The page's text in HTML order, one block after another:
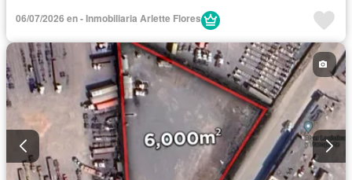
06/07/2026 en - Inmobiliaria Arlette Flores